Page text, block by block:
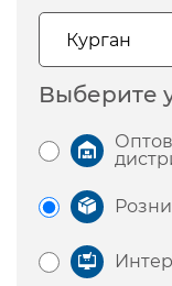
Выберите